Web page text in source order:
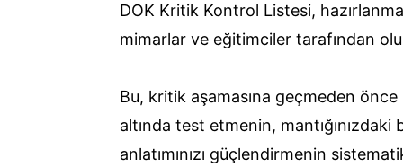
DOK Kritik Kontrol Listesi,
mimarlar ve eğitimciler tarafından
Bu, kritik aşamasına geçmeden önce
altında test etmenin, mantığınızdaki
anlatımınızı güçlendirmenin